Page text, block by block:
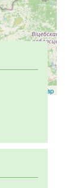
OpenStreetMap